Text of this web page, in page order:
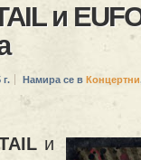
и
г. Намира се в Концертни
и